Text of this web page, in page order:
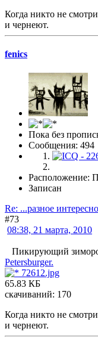
Когда никто не
и чернеют.
fenics
Пока без
Сообщения: 494
Расположение:
Записан
Re: ...разное
#73
08:38, 21 марта, 2010
Пикирующий
Petersburger.
72612.jpg
65.83 КБ
скачиваний: 170
Когда никто не
и чернеют.